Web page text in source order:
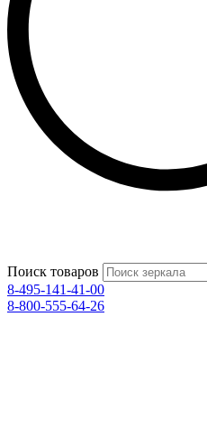
Поиск товаров
8-495-141-41-00
8-800-555-64-26